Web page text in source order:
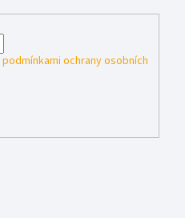
podmínkami ochrany osobních